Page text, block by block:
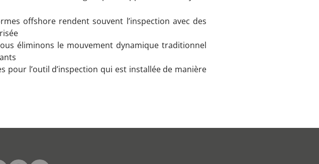
offshore rendent souvent l’inspection avec des
éliminons le mouvement dynamique traditionnel
l’outil d’inspection qui est installée de manière